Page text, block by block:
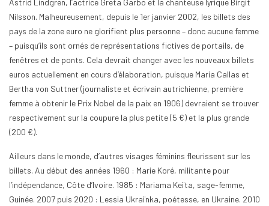
Nilsson. Malheureusement, depuis le 1er janvier 2002, les billets des
pays de la zone euro ne glorifient plus personne – donc aucune femme
– puisqu’ils sont ornés de représentations fictives de portails, de
fenêtres et de ponts. Cela devrait changer avec les nouveaux billets
euros actuellement en cours d’élaboration, puisque Maria Callas et
Bertha von Suttner (journaliste et écrivain autrichienne, première
femme à obtenir le Prix Nobel de la paix en 1906) devraient se trouver
respectivement sur la coupure la plus petite (5 €) et la plus grande
(200 €).
Ailleurs dans le monde, d’autres visages féminins fleurissent sur les
billets. Au début des années 1960 : Marie Koré, militante pour
l’indépendance, Côte d’Ivoire. 1985 : Mariama Keïta, sage-femme,
Guinée. 2007 puis 2020 : Lessia Ukraïnka, poétesse, en Ukraine. 2010